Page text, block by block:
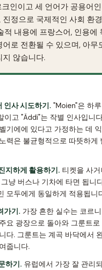
인이고 세 언어가 공용어인
정으로 국제적인 사회 환경
내용에 프랑스어, 인용에
로 전환될 수 있으며, 아무
않습니다.
인사 시도하기. "Moien"은 하루
이고 "Äddi"는 작별 인사입니다
기에에 있다고 가정하는 데 익
력은 불균형적으로 따뜻하게
지하게 활용하기. 티켓을 사거
냥 버스나 기차에 타면 됩니다
모두에게 동일하게 적용됩니
가기. 가장 흔한 실수는 코르니
요 광장으로 돌아와 그룬트로
다. 그룬트는 계곡 바닥에서 완
줍니다.
하기. 유럽에서 가장 잘 관리되